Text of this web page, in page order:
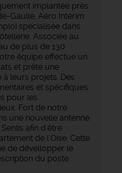
implantée près
Gaulle, Aéro Intérim
spécialisée dans
Associée au
de plus de 130
équipe effectue un
et prête une
leurs projets. Des
et spécifiques
pour les
Fort de notre
une nouvelle antenne
afin d'être
de l'Oise. Cette
de dévellopper le
du poste